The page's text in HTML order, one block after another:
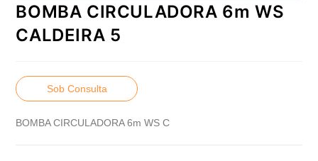
BOMBA CIRCULADORA 6m WS
CALDEIRA 5
Sob Consulta
BOMBA CIRCULADORA 6m WS C